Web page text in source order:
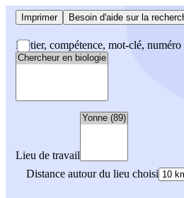
Imprimer Besoin d'aide sur la
Métier, compétence, mot-clé,
Lieu de travail
Distance autour du lieu choisi